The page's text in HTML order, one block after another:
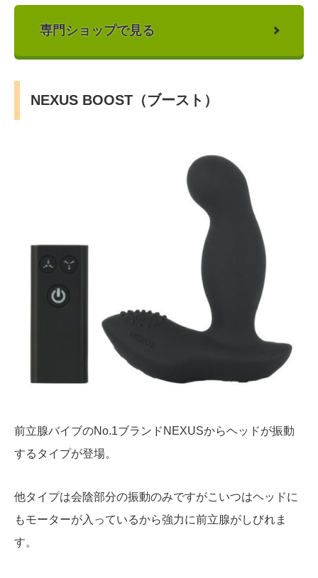
専門ショップで見る
NEXUS BOOST（ブースト）
前立腺バイブのNo.1ブランドNEXUSからヘッドが振動
するタイプが登場。
他タイプは会陰部分の振動のみですがこいつはヘッドに
もモーターが入っているから強力に前立腺がしびれま
す。